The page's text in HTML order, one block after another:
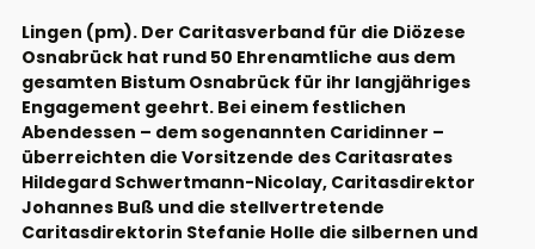
Lingen (pm). Der Caritasverband für die Diözese
Osnabrück hat rund 50 Ehrenamtliche aus dem
gesamten Bistum Osnabrück für ihr langjähriges
Engagement geehrt. Bei einem festlichen
Abendessen – dem sogenannten Caridinner –
überreichten die Vorsitzende des Caritasrates
Hildegard Schwertmann-Nicolay, Caritasdirektor
Johannes Buß und die stellvertretende
Caritasdirektorin Stefanie Holle die silbernen und